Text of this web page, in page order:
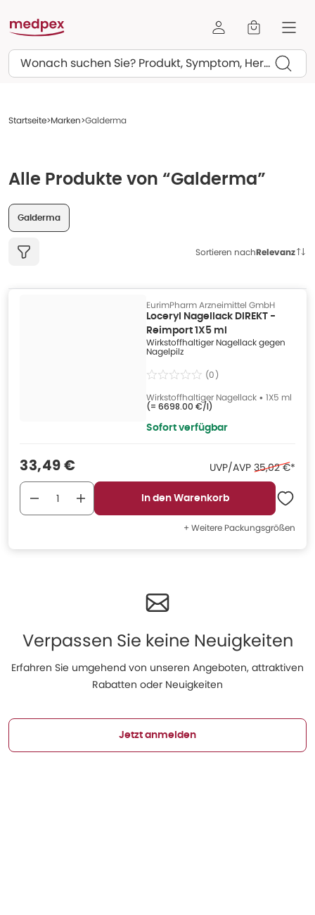
Suchen
Startseite Marken Galderma
Alle Produkte von “Galderma”
Galderma
Sortieren nachRelevanz
EurimPharm Arzneimittel GmbH
Loceryl Nagellack DIREKT -
Reimport 1X5 ml
Wirkstoffhaltiger Nagellack gegen
Nagelpilz
(0)
Wirkstoffhaltiger Nagellack • 1X5 ml
(= 6698.00 €/l)
Sofort verfügbar
Verkaufspreis
33,49 € UVP/AVP Ehemaliger
35,02 €*
In den Warenkorb
+ Weitere Packungsgrößen
Verpassen Sie keine Neuigkeiten
Erfahren Sie umgehend von unseren Angeboten, attraktiven
Rabatten oder Neuigkeiten
Jetzt anmelden